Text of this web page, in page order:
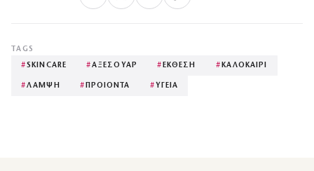
TAGS
#SKINCARE #ΑΞΕΣΟΥΑΡ #ΕΚΘΕΣΗ #ΚΑΛΟΚΑΙΡΙ
#ΛΑΜΨΗ #ΠΡΟΙΟΝΤΑ # ΥΓΕΙΑ